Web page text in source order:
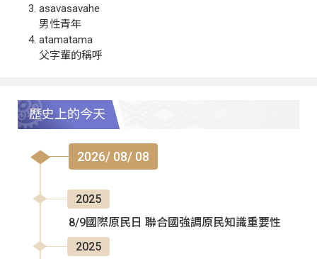
asavasavahe
男性青年
atamatama
父字輩的稱呼
歷史上的今天
2026/ 08/ 08
2025
8/9國際原民日 聯合國強調原民知識重要性
2025